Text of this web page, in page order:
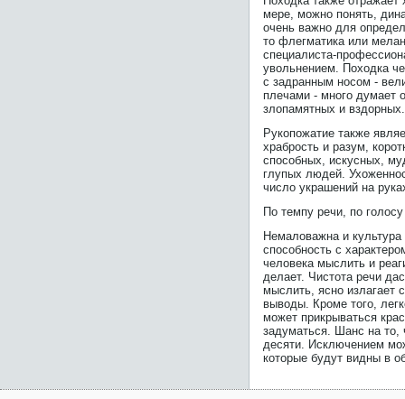
мере, можно понять,
очень важно для
то флегматика или
специалиста-
увольнением. Походка
с задранным носом -
плечами - много думает
злопамятных и вздорных.
Рукопожатие также
храбрость и разум,
способных, искусных,
глупых людей.
число украшений на
По темпу речи, по
Немаловажна и
способность с
человека мыслить и
делает. Чистота речи
мыслить, ясно
выводы. Кроме того,
может прикрываться
задуматься. Шанс на то,
десяти. Исключением
которые будут видны в